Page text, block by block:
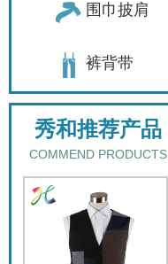
围巾披肩
裤背带
秀和推荐产品
COMMEND PRODUCTS